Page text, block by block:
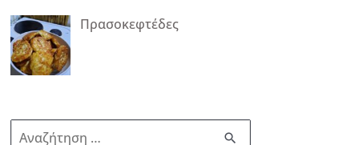
Πρασοκεφτέδες